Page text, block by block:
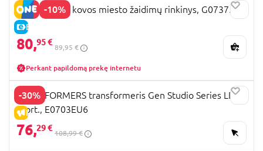
-10%
E-KAINA
SPIDER-MAN kovos miesto žaidimų rinkinys, G07375L0
80,95 €
89,95 €
Perkant papildomą prekę internetu
-30%
IŠPARDAVIMAS
TRANSFORMERS transformeris Gen Studio Series LDR,
asort., E0703EU6
76,29 €
108,99 €